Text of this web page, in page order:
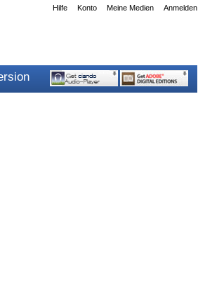
Anmelden
Meine Medien
Konto
Hilfe